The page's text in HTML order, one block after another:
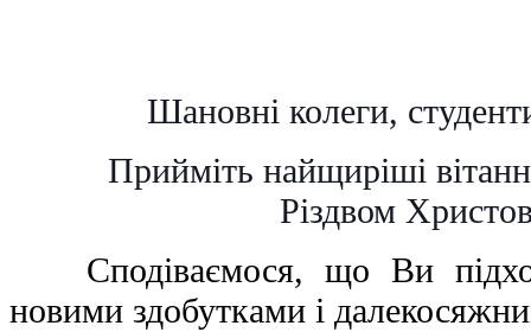
Шановні колеги,
Прийміть найщиріші
Різдвом
Сподіваємося, що Ви
новими здобутками і